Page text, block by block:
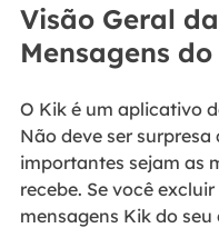
Visão Geral
Mensagens
O Kik é um aplicativo
Não deve ser surpresa
importantes sejam as
recebe. Se você
mensagens Kik do